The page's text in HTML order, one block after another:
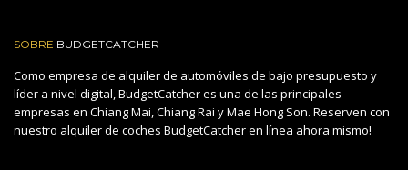
SOBRE BUDGETCATCHER
Como empresa de alquiler de automóviles de bajo presupuesto y
líder a nivel digital, BudgetCatcher es una de las principales
empresas en Chiang Mai, Chiang Rai y Mae Hong Son. Reserven con
nuestro alquiler de coches BudgetCatcher en línea ahora mismo!